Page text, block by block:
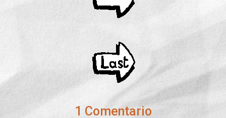
1 Comentario